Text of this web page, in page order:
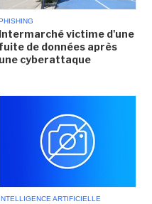
Intermarché victime d'une
fuite de données après
une cyberattaque
INTELLIGENCE ARTIFICIELLE